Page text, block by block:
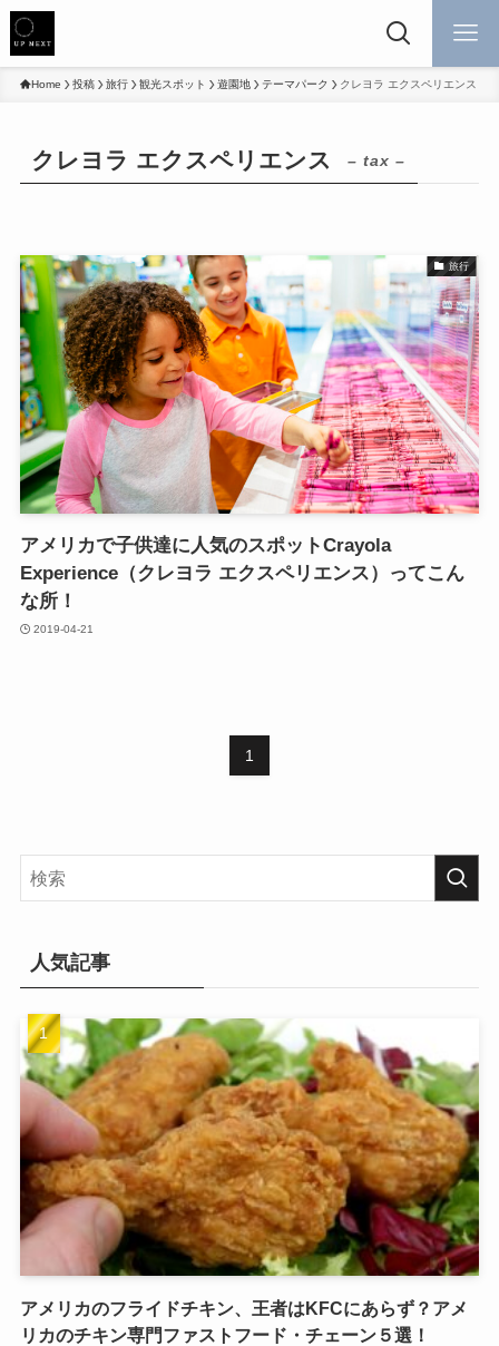
Home 投稿 旅行 観光スポット 遊園地 テーマパーク クレヨラ エクスペリエンス
クレヨラ エクスペリエンス – tax –
旅行
アメリカで子供達に人気のスポットCrayola
Experience（クレヨラ エクスペリエンス）ってこん
な所！
2019-04-21
1
人気記事
アメリカのフライドチキン、王者はKFCにあらず？アメ
リカのチキン専門ファストフード・チェーン５選！